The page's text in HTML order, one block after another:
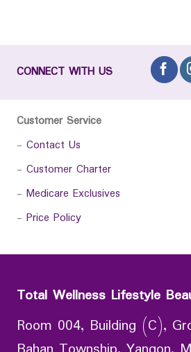
CONNECT WITH US
Customer Service
- Contact Us
- Customer Charter
- Medicare Exclusives
- Price Policy
Total Wellness Lifestyle
Room 004, Building (C),